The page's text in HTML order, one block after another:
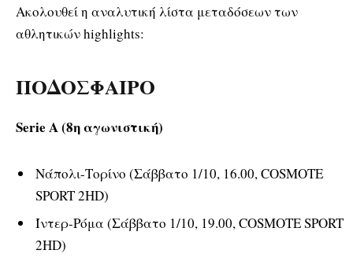
Ακολουθεί η αναλυτική λίστα μεταδόσεων των
αθλητικών highlights:
ΠΟΔΟΣΦΑΙΡΟ
Serie A (8ηαγωνιστική)
Νάπολι-Τορίνο (Σάββατο 1/10, 16.00, COSMOTE
SPORT 2HD)
Ίντερ-Ρόμα (Σάββατο 1/10, 19.00, COSMOTE SPORT
2HD)